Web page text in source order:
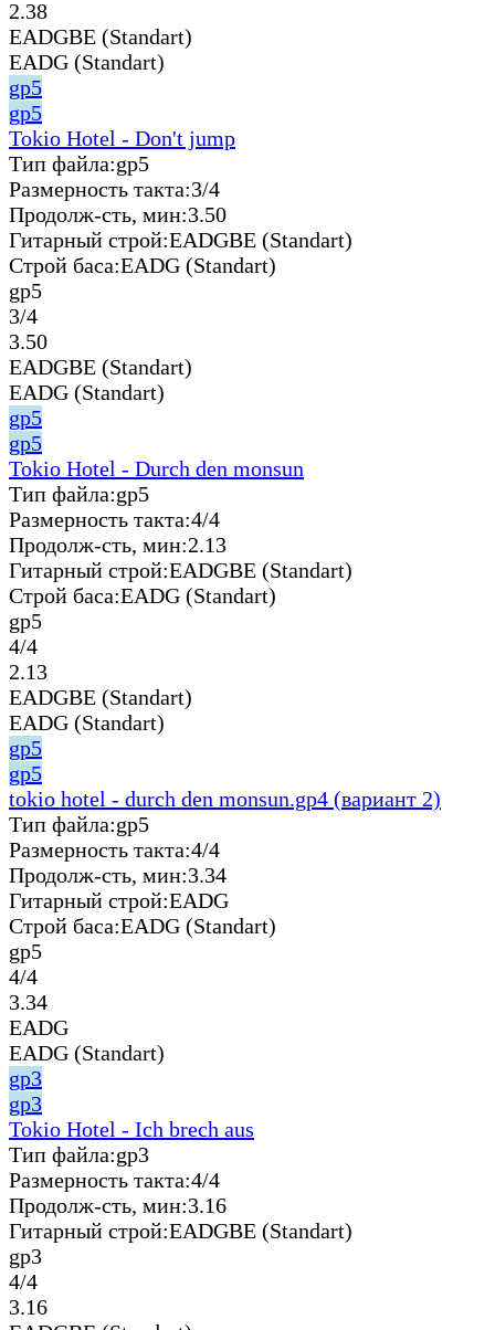
2.38
EADGBE (Standart)
EADG (Standart)
gp5
gp5
Tokio Hotel - Don't jump
Тип файла:gp5
Размерность такта:3/4
Продолж-сть, мин:3.50
Гитарный строй:EADGBE (Standart)
Строй баса:EADG (Standart)
gp5
3/4
3.50
EADGBE (Standart)
EADG (Standart)
gp5
gp5
Tokio Hotel - Durch den monsun
Тип файла:gp5
Размерность такта:4/4
Продолж-сть, мин:2.13
Гитарный строй:EADGBE (Standart)
Строй баса:EADG (Standart)
gp5
4/4
2.13
EADGBE (Standart)
EADG (Standart)
gp5
gp5
tokio hotel - durch den monsun.gp4 (вариант 2)
Тип файла:gp5
Размерность такта:4/4
Продолж-сть, мин:3.34
Гитарный строй:EADG
Строй баса:EADG (Standart)
gp5
4/4
3.34
EADG
EADG (Standart)
gp3
gp3
Tokio Hotel - Ich brech aus
Тип файла:gp3
Размерность такта:4/4
Продолж-сть, мин:3.16
Гитарный строй:EADGBE (Standart)
gp3
4/4
3.16